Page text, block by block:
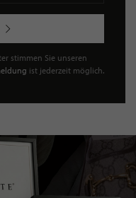
stimmen Sie unseren
ist jederzeit möglich.